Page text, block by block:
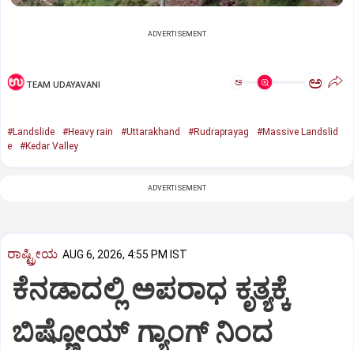
ADVERTISEMENT
TEAM UDAYAVANI ಅ ಅ
#Landslide #Heavy rain #Uttarakhand #Rudraprayag
#Massive Landslid
e
#Kedar Valley
ADVERTISEMENT
ರಾಷ್ಟ್ರೀಯ AUG 6, 2026, 4:55 PM IST
ಕೆನಡಾದಲ್ಲಿ ಅಪರಾಧ ಕೃತ್ಯಕ್ಕೆ
ಬಿಷ್ಣೋಯ್ ಗ್ಯಾಂಗ್ ನಿಂದ